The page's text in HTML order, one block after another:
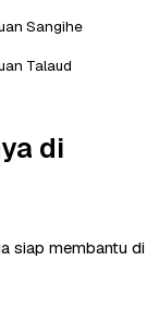
Sangihe
Talaud
di
siap membantu di